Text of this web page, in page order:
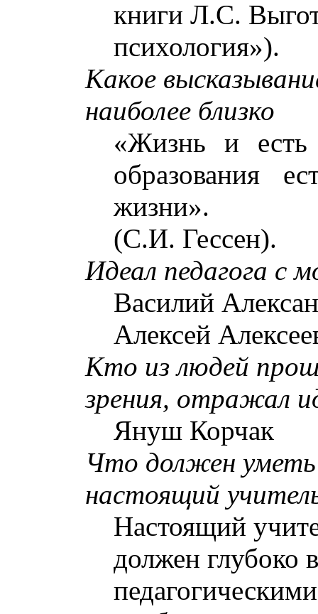
книги Л.С.
психология»).
Какое
наиболее близко
«Жизнь и есть
образования
жизни».
(С.И. Гессен).
Идеал педагога с
Василий
Алексей
Кто из людей
зрения, отражал
Януш Корчак
Что должен уметь
настоящий
Настоящий
должен глубоко